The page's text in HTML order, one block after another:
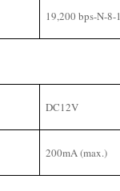
19,200 bps-N-8-
DC12V
200mA (max.)